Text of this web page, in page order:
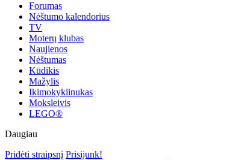
Forumas
Nėštumo kalendorius
TV
Moterų klubas
Naujienos
Nėštumas
Kūdikis
Mažylis
Ikimokyklinukas
Moksleivis
LEGO®
Daugiau
Pridėti straipsnį Prisijunk!